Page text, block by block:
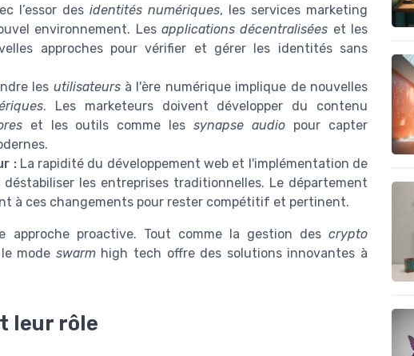
l’essor des identités numériques, les services marketing
environnement. Les applications décentralisées et les
approches pour vérifier et gérer les identités sans
les utilisateursà l'ère numérique implique de nouvelles
. Les marketeurs doivent développer du contenu
et les outils comme lessynapse audio pour capter
:La rapidité du développement web et l'implémentation de
déstabiliser les entreprises traditionnelles. Le département
à ces changements pour rester compétitif et pertinent.
proactive. Tout comme la gestion des crypto
mode swarmhigh tech offre des solutions innovantes à
leur rôle